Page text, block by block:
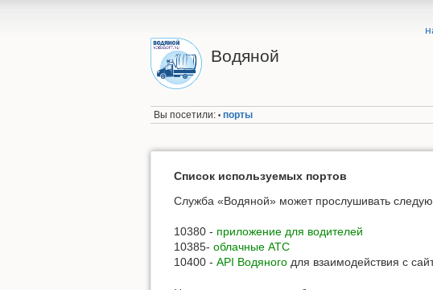
Водяной
Вы посетили: • порты
Список используемых портов
Служба «Водяной» может прослушивать
10380 - приложение для водителей
10385- облачные АТС
10400 - API Водяного для взаимодействия с